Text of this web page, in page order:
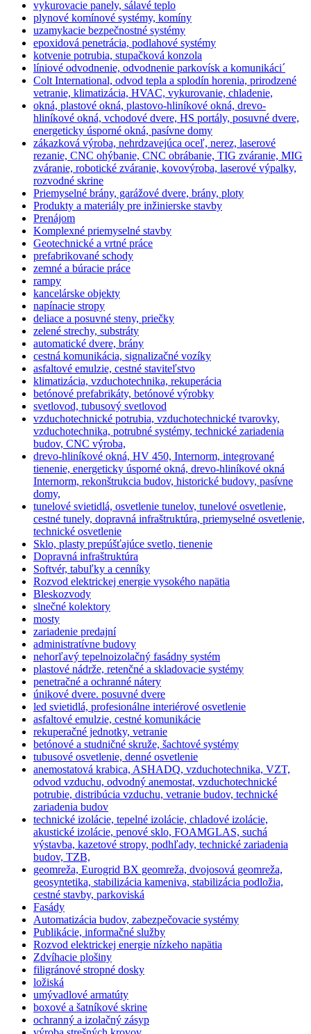
vykurovacie panely, sálavé teplo
plynové komínové systémy, komíny
uzamykacie bezpečnostné systémy
epoxidová penetrácia, podlahové systémy
kotvenie potrubia, stupačková konzola
líniové odvodnenie, odvodnenie parkovísk a komunikáci´
Colt International, odvod tepla a splodín horenia, prirodzené
vetranie, klimatizácia, HVAC, vykurovanie, chladenie,
okná, plastové okná, plastovo-hliníkové okná, drevo-
hliníkové okná, vchodové dvere, HS portály, posuvné dvere,
energeticky úsporné okná, pasívne domy
zákazková výroba, nehrdzavejúca oceľ, nerez, laserové
rezanie, CNC ohýbanie, CNC obrábanie, TIG zváranie, MIG
zváranie, robotické zváranie, kovovýroba, laserové výpalky,
rozvodné skrine
Priemyselné brány, garážové dvere, brány, ploty
Produkty a materiály pre inžinierske stavby
Prenájom
Komplexné priemyselné stavby
Geotechnické a vrtné práce
prefabrikované schody
zemné a búracie práce
rampy
kancelárske objekty
napínacie stropy
deliace a posuvné steny, priečky
zelené strechy, substráty
automatické dvere, brány
cestná komunikácia, signalizačné vozíky
asfaltové emulzie, cestné staviteľstvo
klimatizácia, vzduchotechnika, rekuperácia
betónové prefabrikáty, betónové výrobky
svetlovod, tubusový svetlovod
vzduchotechnické potrubia, vzduchotechnické tvarovky,
vzduchotechnika, potrubné systémy, technické zariadenia
budov, CNC výroba,
drevo-hliníkové okná, HV 450, Internorm, integrované
tienenie, energeticky úsporné okná, drevo-hliníkové okná
Internorm, rekonštrukcia budov, historické budovy, pasívne
domy,
tunelové svietidlá, osvetlenie tunelov, tunelové osvetlenie,
cestné tunely, dopravná infraštruktúra, priemyselné osvetlenie,
technické osvetlenie
Sklo, plasty prepúšťajúce svetlo, tienenie
Dopravná infraštruktúra
Softvér, tabuľky a cenníky
Rozvod elektrickej energie vysokého napätia
Bleskozvody
slnečné kolektory
mosty
zariadenie predajní
administratívne budovy
nehorľavý tepelnoizolačný fasádny systém
plastové nádrže, retenčné a skladovacie systémy
penetračné a ochranné nátery
únikové dvere. posuvné dvere
led svietidlá, profesionálne interiérové osvetlenie
asfaltové emulzie, cestné komunikácie
rekuperačné jednotky, vetranie
betónové a studničné skruže, šachtové systémy
tubusové osvetlenie, denné osvetlenie
anemostatová krabica, ASHADQ, vzduchotechnika, VZT,
odvod vzduchu, odvodný anemostat, vzduchotechnické
potrubie, distribúcia vzduchu, vetranie budov, technické
zariadenia budov
technické izolácie, tepelné izolácie, chladové izolácie,
akustické izolácie, penové sklo, FOAMGLAS, suchá
výstavba, kazetové stropy, podhľady, technické zariadenia
budov, TZB,
geomreža, Eurogrid BX geomreža, dvojosová geomreža,
geosyntetika, stabilizácia kameniva, stabilizácia podložia,
cestné stavby, parkoviská
Fasády
Automatizácia budov, zabezpečovacie systémy
Publikácie, informačné služby
Rozvod elektrickej energie nízkeho napätia
Zdvíhacie plošiny
filigránové stropné dosky
ložiská
umývadlové armatúty
boxové a šatníkové skrine
ochranný a izolačný zásyp